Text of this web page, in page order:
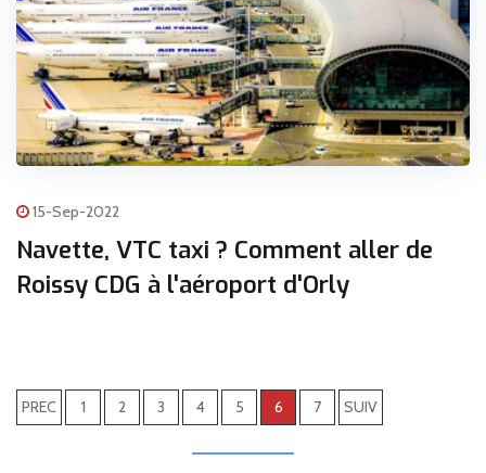
15-Sep-2022
Navette, VTC taxi ? Comment aller de
Roissy CDG à l'aéroport d'Orly
PREC 1 2 3 4 5 6 7 SUIV